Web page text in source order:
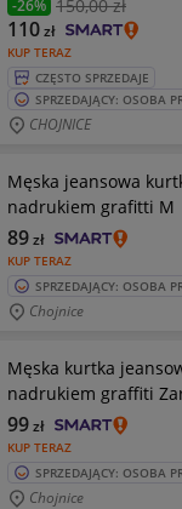
-26% 150,00 zł
KUP TERAZ
110zł
CZĘSTO SPRZEDAJE
SPRZEDAJĄCY: OSOBA
CHOJNICE
Męska jeansowa
nadrukiem grafitti M
KUP TERAZ
89zł
SPRZEDAJĄCY: OSOBA
Chojnice
Męska kurtka
nadrukiem graffiti
KUP TERAZ
99zł
SPRZEDAJĄCY: OSOBA
Chojnice